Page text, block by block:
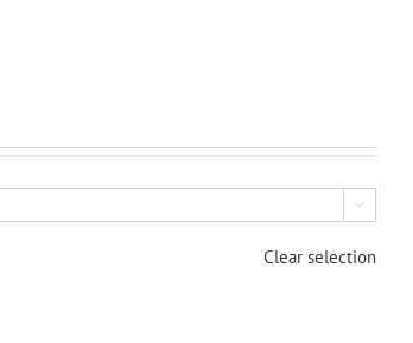

Clear selection